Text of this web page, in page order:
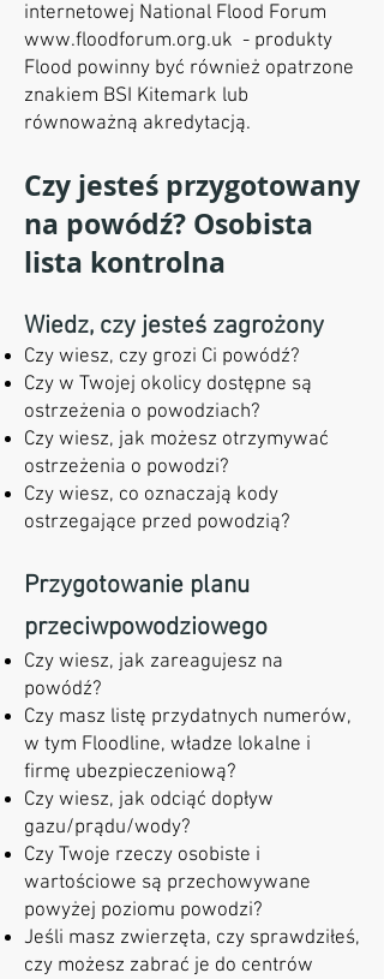
internetowej National Flood Forum
www.floodforum.org.uk - produkty
Flood powinny być również opatrzone
znakiem BSI Kitemark lub
równoważną akredytacją.
Czy jesteś przygotowany
na powódź? Osobista
lista kontrolna
Wiedz, czy jesteś zagrożony
Czy wiesz, czy grozi Ci powódź?
Czy w Twojej okolicy dostępne są
ostrzeżenia o powodziach?
Czy wiesz, jak możesz otrzymywać
ostrzeżenia o powodzi?
Czy wiesz, co oznaczają kody
ostrzegające przed powodzią?
Przygotowanie planu
przeciwpowodziowego
Czy wiesz, jak zareagujesz na
powódź?
Czy masz listę przydatnych numerów,
w tym Floodline, władze lokalne i
firmę ubezpieczeniową?
Czy wiesz, jak odciąć dopływ
gazu/prądu/wody?
Czy Twoje rzeczy osobiste i
wartościowe są przechowywane
powyżej poziomu powodzi?
Jeśli masz zwierzęta, czy sprawdziłeś,
czy możesz zabrać je do centrów